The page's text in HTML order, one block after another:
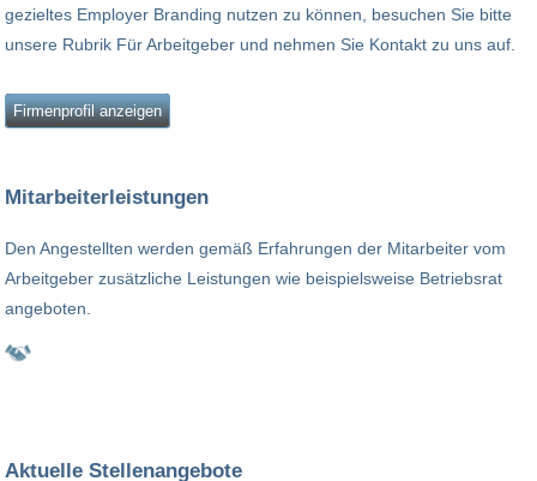
gezieltes Employer Branding nutzen zu können, besuchen Sie bitte
unsere Rubrik Für Arbeitgeber und nehmen Sie Kontakt zu uns auf.
Firmenprofil anzeigen
Mitarbeiterleistungen
Den Angestellten werden gemäß Erfahrungen der Mitarbeiter vom
Arbeitgeber zusätzliche Leistungen wie beispielsweise Betriebsrat
angeboten.
Aktuelle Stellenangebote